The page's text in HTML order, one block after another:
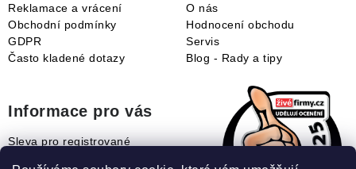
Reklamace a vrácení
Obchodní podmínky
GDPR
Často kladené dotazy
O nás
Hodnocení obchodu
Servis
Blog - Rady a tipy
Informace pro vás
Sleva pro registrované